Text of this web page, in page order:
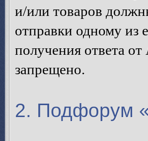
и/или товаров
отправки одному из
получения ответа
запрещено.
2. Подфорум